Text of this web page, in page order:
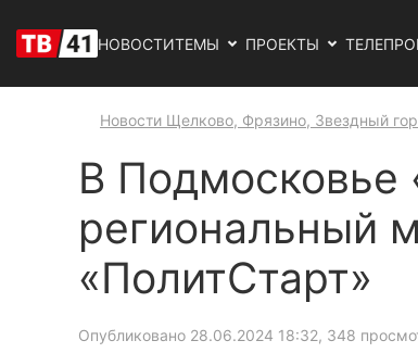
НОВОСТИТЕМЫ ПРОЕКТЫ
Новости Щелково, Фрязино, Звездный
В Подмосковье
региональный
«ПолитСтарт»
Опубликовано 28.06.2024 18:32, 348